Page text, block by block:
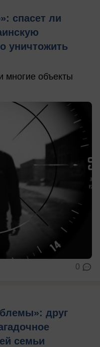
спасет ли
уничтожить
многие объекты
0
друг
семьи